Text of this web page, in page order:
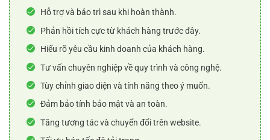
Hỗ trợ và bảo trì sau khi hoàn thành.
Phản hồi tích cực từ khách hàng trước đây.
Hiểu rõ yêu cầu kinh doanh của khách hàng.
Tư vấn chuyên nghiệp về quy trình và công nghệ.
Tùy chỉnh giao diện và tính năng theo ý muốn.
Đảm bảo tính bảo mật và an toàn.
Tăng tương tác và chuyển đổi trên website.